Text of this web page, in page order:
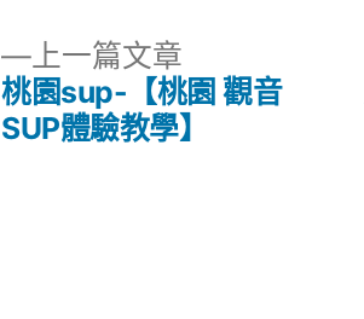
上一篇文章
一
篇
桃園sup-【桃園 觀音
SUP體驗教學】